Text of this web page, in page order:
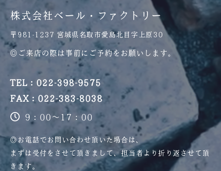
株式会社ベール・ファクトリー
〒981-1237 宮城県名取市愛島北目字上原30
◎ご来店の際は事前にご予約をお願いします。
TEL：022-398-9575
FAX：022-383-8038
9：00～17：00
◎お電話でお問い合わせ頂いた場合は、
まずは受付をさせて頂きまして、担当者より折り返させて頂
きます。